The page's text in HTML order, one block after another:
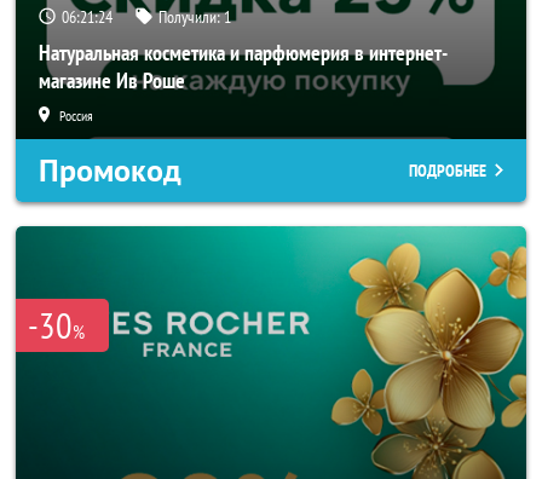
06:21:23 Получили:1
Натуральная косметика и парфюмерия в интернет-
магазине Ив Роше
Россия
Промокод ПОДРОБНЕЕ
-30%